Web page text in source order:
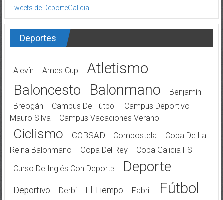
Tweets de DeporteGalicia
Deportes
Alevín Ames Cup Atletismo
Baloncesto Balonmano
Benjamín
Breogán
Campus De Fútbol
Campus Deportivo
Mauro Silva
Campus Vacaciones Verano
Ciclismo COBSAD Compostela
Copa De La
Reina Balonmano
Copa Del Rey
Copa Galicia FSF
Curso De Inglés Con Deporte
Deporte
Deportivo Derbi El Tiempo Fabril Fútbol